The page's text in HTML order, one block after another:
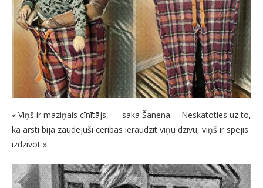
« Viņš ir maziņais cīnītājs, — saka Šanena. – Neskatoties uz to,
ka ārsti bija zaudējuši cerības ieraudzīt viņu dzīvu, viņš ir spējis
izdzīvot ».